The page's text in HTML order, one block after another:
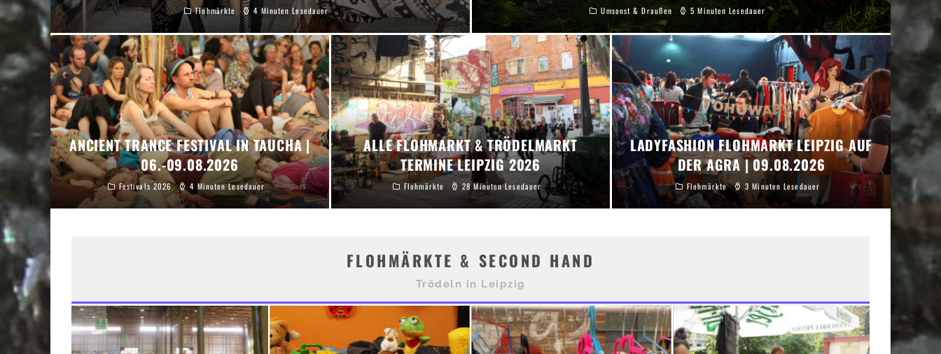
Flohmärkte 4 Minuten Lesedauer Umsonst & Draußen 5 Minuten Lesedauer
ANCIENT TRANCE FESTIVAL IN TAUCHA |
06.-09.08.2026
Festivals 2026 4 Minuten Lesedauer
ALLE FLOHMARKT & TRÖDELMARKT
TERMINE LEIPZIG 2026
Flohmärkte 28 Minuten Lesedauer
LADYFASHION FLOHMARKT LEIPZIG AUF
DER AGRA | 09.08.2026
Flohmärkte 3 Minuten Lesedauer
FLOHMÄRKTE & SECOND HAND
Trödeln in Leipzig